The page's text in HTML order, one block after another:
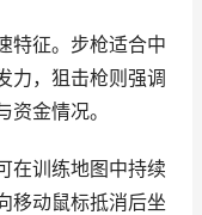
特征。步枪适合中
力，狙击枪则强调
金情况。
在训练地图中持续
移动鼠标抵消后坐